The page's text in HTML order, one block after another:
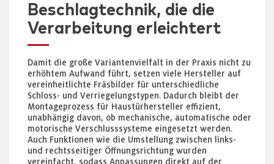
Beschlagtechnik, die die
Verarbeitung erleichtert
Damit die große Variantenvielfalt in der Praxis nicht zu
erhöhtem Aufwand führt, setzen viele Hersteller auf
vereinheitlichte Fräsbilder für unterschiedliche
Schloss- und Verriegelungstypen. Dadurch bleibt der
Montageprozess für Haustürhersteller effizient,
unabhängig davon, ob mechanische, automatische oder
motorische Verschlusssysteme eingesetzt werden.
Auch Funktionen wie die Umstellung zwischen links-
und rechtsseitiger Öffnungsrichtung wurden
vereinfacht, sodass Anpassungen direkt auf der